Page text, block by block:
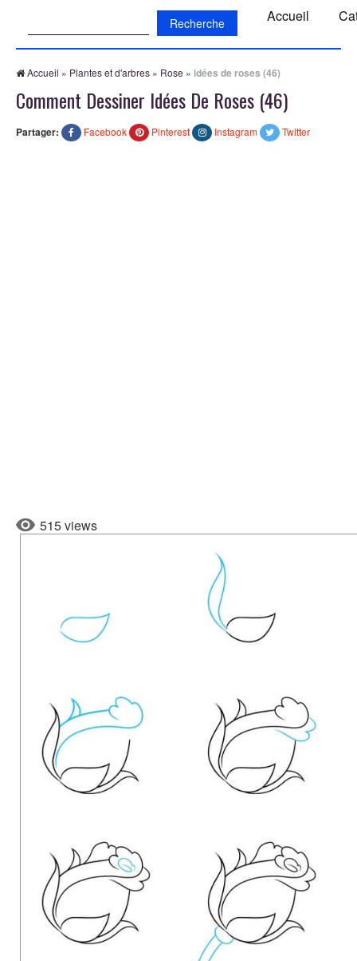
Accueil
Accueil » Plantes et d'arbres » Rose » idées de roses (46)
Comment Dessiner Idées De Roses (46)
Partager: Facebook Pinterest Instagram Twitter
515 views